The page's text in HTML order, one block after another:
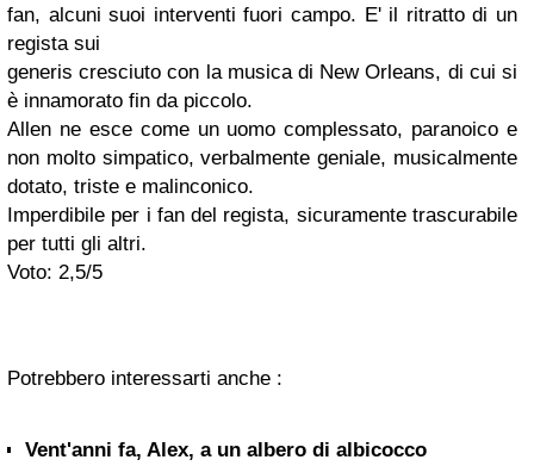
fan, alcuni suoi interventi fuori campo. E' il ritratto di un
regista sui
generis cresciuto con la musica di New Orleans, di cui si
è innamorato fin da piccolo.
Allen ne esce come un uomo complessato, paranoico e
non molto simpatico, verbalmente geniale, musicalmente
dotato, triste e malinconico.
Imperdibile per i fan del regista, sicuramente trascurabile
per tutti gli altri.
Voto: 2,5/5
Potrebbero interessarti anche :
Vent'anni fa, Alex, a un albero di albicocco